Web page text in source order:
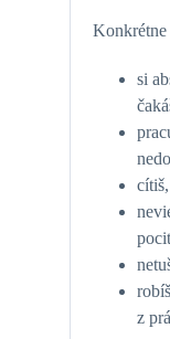
Konkrétne
si
z